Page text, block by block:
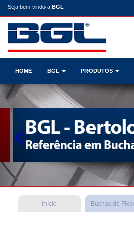
Seja bem-vindo a BGL
HOME BGL PRODUTOS
Previous